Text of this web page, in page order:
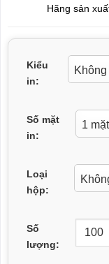
Hãng sản
Kiểu
in:
Số mặt
in:
Loại
hộp:
Số
lượng: